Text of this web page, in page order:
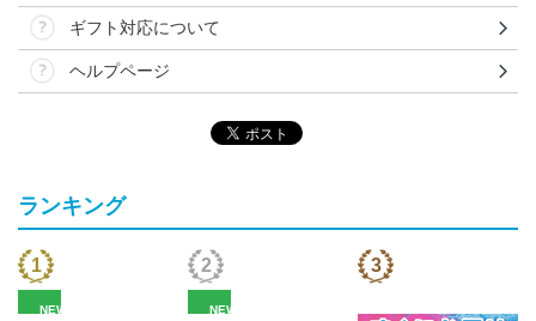
ギフト対応について
ヘルプページ
ランキング
NEW NEW